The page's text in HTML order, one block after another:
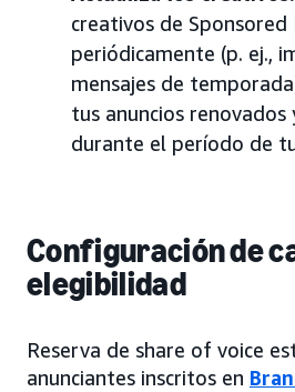
creativos de Sponsored
periódicamente (p. ej.,
mensajes de
tus anuncios renovados
durante el período de
Configuración de
elegibilidad
Reserva de share of voice
anunciantes inscritos en